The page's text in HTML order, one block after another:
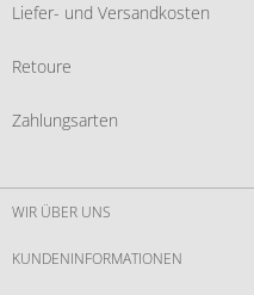
Liefer- und Versandkosten
Retoure
Zahlungsarten
WIR ÜBER UNS
KUNDENINFORMATIONEN